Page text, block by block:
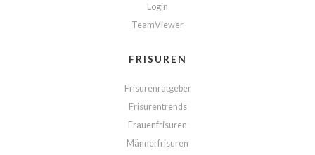
Login
TeamViewer
FRISUREN
Frisurenratgeber
Frisurentrends
Frauenfrisuren
Männerfrisuren